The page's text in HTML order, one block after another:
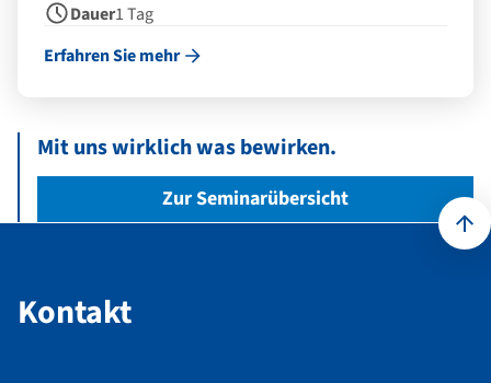
Mit uns wirklich was bewirken.
Zur Seminarübersicht
Dauer1 Tag
Erfahren Sie mehr
Kontakt